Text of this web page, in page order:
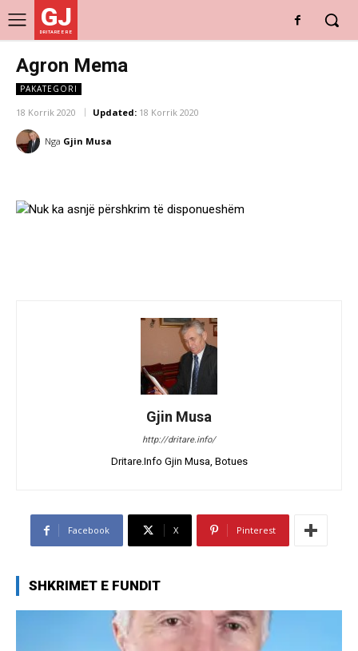
GJ
DRITARE E RE
Agron Mema
PAKATEGORI
18 Korrik 2020 Updated: 18 Korrik 2020
Nga Gjin Musa
Gjin Musa
http://dritare.info/
Dritare.Info Gjin Musa, Botues
Facebook X Pinterest
SHKRIMET E FUNDIT